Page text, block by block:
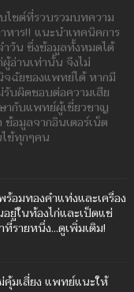
ไซต์ที่รวบรวมบทความ
าร!! แนะนำเทคนิคการ
ำวัน ซึ่งข้อมูลทั้งหมดได้
ผู้อ่านเท่านั้น จึงไม่
จฉัยของแพทย์ได้ หากมี
รับผิดชอบต่อความเสีย
ากับแพทย์ผู้เชี่ยวชาญ
อมูลจากอินเตอร์เน็ต
ข้ทุกๆคน
อมทองคำแท่งและเครื่อง
ยู่ในท้องไก่และเป็ดแช่
รายหนึ่ง...ดูเพิ่มเติม!
มเสี่ยง แพทย์แนะให้